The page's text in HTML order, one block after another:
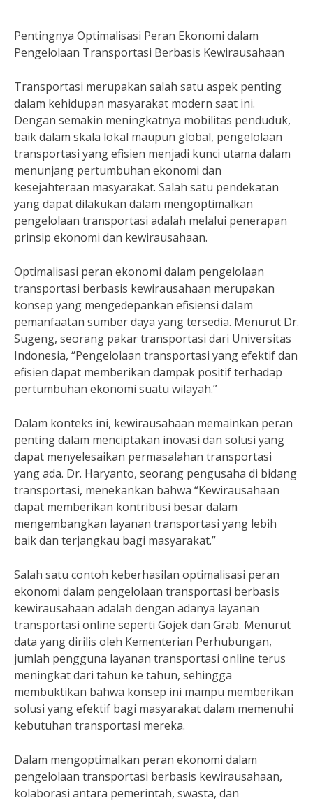
Pentingnya Optimalisasi Peran Ekonomi dalam
Pengelolaan Transportasi Berbasis Kewirausahaan
Transportasi merupakan salah satu aspek penting
dalam kehidupan masyarakat modern saat ini.
Dengan semakin meningkatnya mobilitas penduduk,
baik dalam skala lokal maupun global, pengelolaan
transportasi yang efisien menjadi kunci utama dalam
menunjang pertumbuhan ekonomi dan
kesejahteraan masyarakat. Salah satu pendekatan
yang dapat dilakukan dalam mengoptimalkan
pengelolaan transportasi adalah melalui penerapan
prinsip ekonomi dan kewirausahaan.
Optimalisasi peran ekonomi dalam pengelolaan
transportasi berbasis kewirausahaan merupakan
konsep yang mengedepankan efisiensi dalam
pemanfaatan sumber daya yang tersedia. Menurut Dr.
Sugeng, seorang pakar transportasi dari Universitas
Indonesia, “Pengelolaan transportasi yang efektif dan
efisien dapat memberikan dampak positif terhadap
pertumbuhan ekonomi suatu wilayah.”
Dalam konteks ini, kewirausahaan memainkan peran
penting dalam menciptakan inovasi dan solusi yang
dapat menyelesaikan permasalahan transportasi
yang ada. Dr. Haryanto, seorang pengusaha di bidang
transportasi, menekankan bahwa “Kewirausahaan
dapat memberikan kontribusi besar dalam
mengembangkan layanan transportasi yang lebih
baik dan terjangkau bagi masyarakat.”
Salah satu contoh keberhasilan optimalisasi peran
ekonomi dalam pengelolaan transportasi berbasis
kewirausahaan adalah dengan adanya layanan
transportasi online seperti Gojek dan Grab. Menurut
data yang dirilis oleh Kementerian Perhubungan,
jumlah pengguna layanan transportasi online terus
meningkat dari tahun ke tahun, sehingga
membuktikan bahwa konsep ini mampu memberikan
solusi yang efektif bagi masyarakat dalam memenuhi
kebutuhan transportasi mereka.
Dalam mengoptimalkan peran ekonomi dalam
pengelolaan transportasi berbasis kewirausahaan,
kolaborasi antara pemerintah, swasta, dan